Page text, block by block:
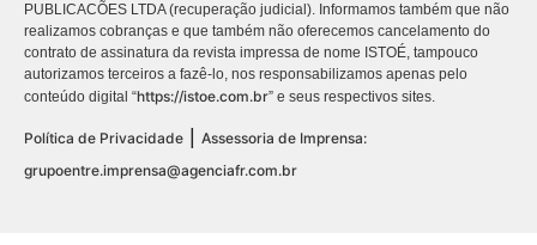
PUBLICACÕES LTDA (recuperação judicial). Informamos também que não
realizamos cobranças e que também não oferecemos cancelamento do
contrato de assinatura da revista impressa de nome ISTOÉ, tampouco
autorizamos terceiros a fazê-lo, nos responsabilizamos apenas pelo
conteúdo digital “https://istoe.com.br” e seus respectivos sites.
Política de Privacidade
Assessoria de Imprensa:
grupoentre.imprensa@agenciafr.com.br